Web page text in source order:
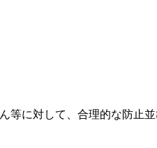
等に対して、合理的な防止